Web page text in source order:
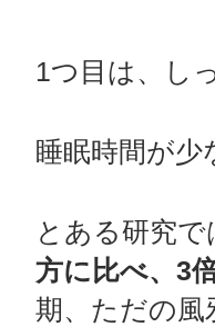
1つ目は、し
睡眠時間が少
とある研究で
方に比べ、3
期、ただの風